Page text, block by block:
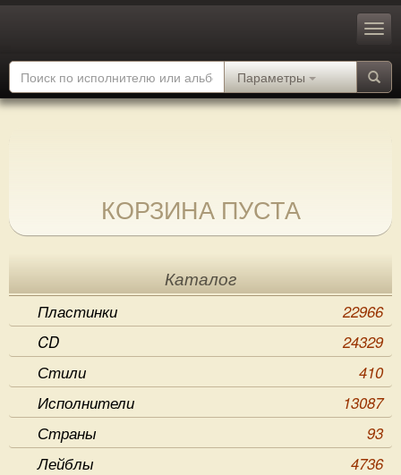
Параметры
КОРЗИНА ПУСТА
Каталог
Пластинки
22966
CD
24329
Стили
410
Исполнители
13087
Страны
93
Лейблы
4736